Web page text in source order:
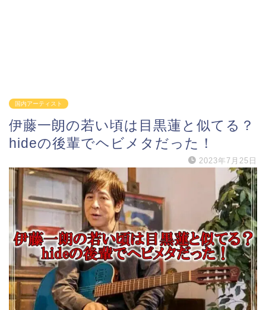
国内アーティスト
伊藤一朗の若い頃は目黒蓮と似てる？
hideの後輩でヘビメタだった！
2023年7月25日